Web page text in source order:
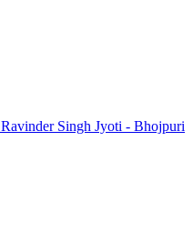
Ravinder Singh Jyoti - Bhojpuri